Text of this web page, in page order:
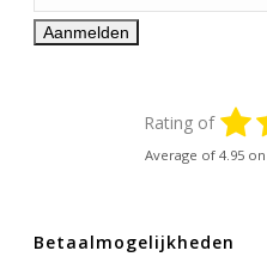
Rating of
Average of 4.95
Betaalmogelijkheden